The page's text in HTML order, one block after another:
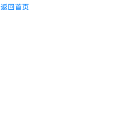
返回首页